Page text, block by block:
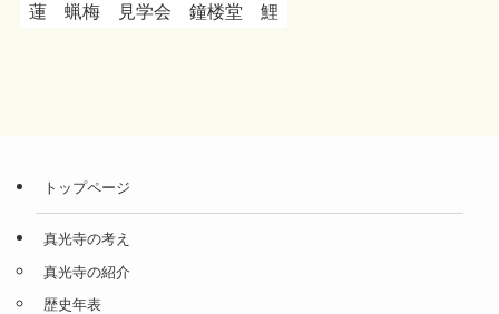
蓮
蝋梅 見学会 鐘楼堂 鯉
トップページ
真光寺の考え
真光寺の紹介
歴史年表